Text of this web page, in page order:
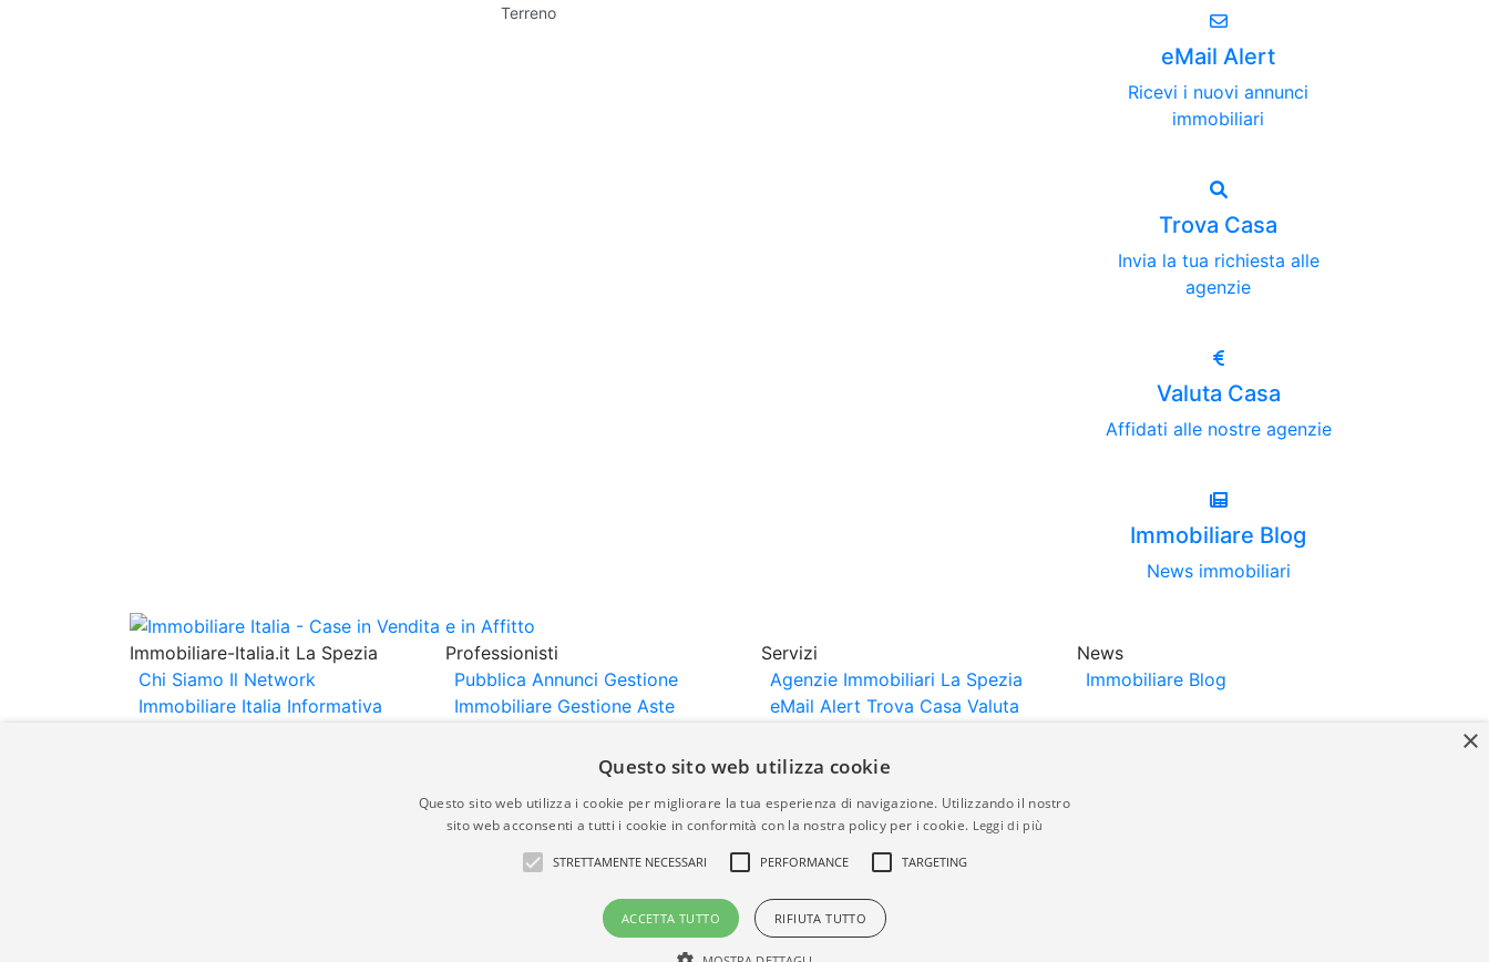
Terreno
eMail Alert
Ricevi i nuovi annunci
immobiliari
Trova Casa
Invia la tua richiesta alle
agenzie
Valuta Casa
Affidati alle nostre agenzie
Immobiliare Blog
News immobiliari
Immobiliare-Italia.it La Spezia
Chi Siamo Il Network
Immobiliare Italia Informativa
Professionisti
Pubblica Annunci Gestione
Immobiliare Gestione Aste
Importazione
Servizi
Agenzie Immobiliari La Spezia
eMail Alert Trova Casa Valuta
News
Immobiliare Blog
Gli annunci immobiliari presenti su immobiliare-italia.it vengono pubblicati da agenzie immobiliari e costruttori. La pubblicazione degli annunci
italia.it quindi non è responsabile della veridicità, della correttezza, della completezza, della normativa in materia di privacy e/o di alcun altro
×
Questo sito web utilizza cookie
Questo sito web utilizza i cookie per migliorare la tua esperienza di navigazione. Utilizzando il nostro
sito web acconsenti a tutti i cookie in conformità con la nostra policy per i cookie. Leggi di più
STRETTAMENTE NECESSARI PERFORMANCE TARGETING
ACCETTA TUTTO RIFIUTA TUTTO